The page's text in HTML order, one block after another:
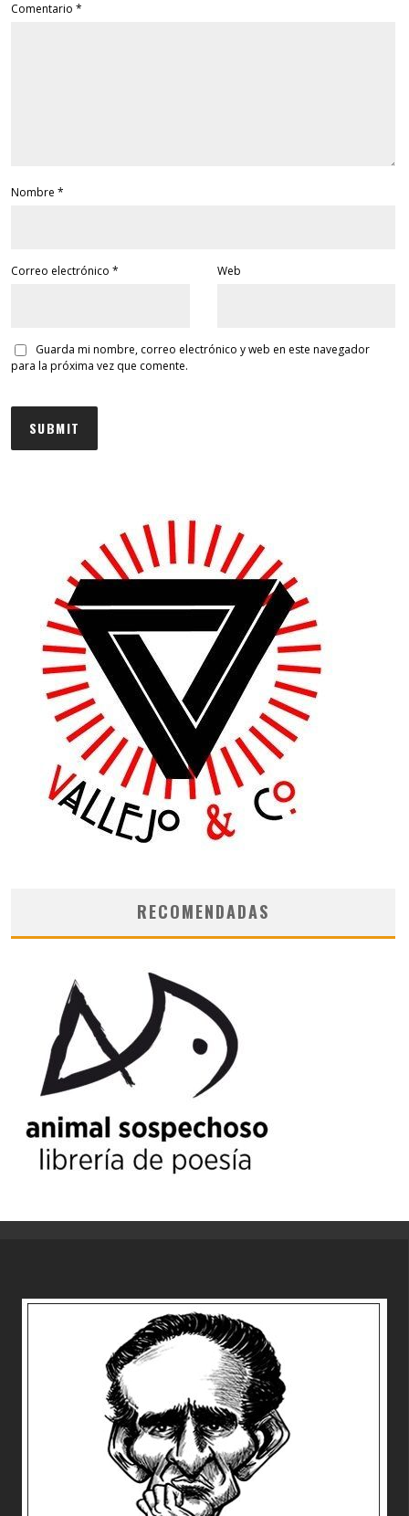
Comentario *
Nombre *
Correo electrónico * Web
Guarda mi nombre, correo electrónico y web en este navegador
para la próxima vez que comente.
RECOMENDADAS